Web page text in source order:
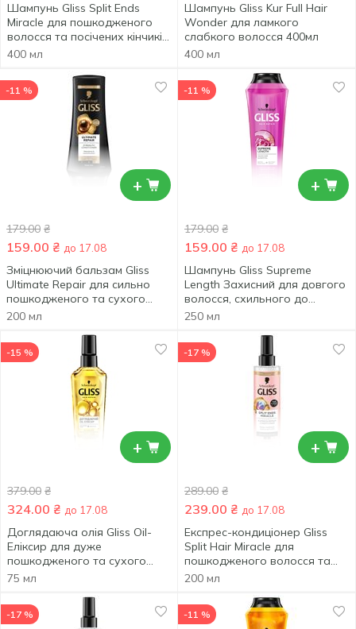
Шампунь Gliss Split Ends
Miracle для пошкодженого
волосся та посічених кінчиків
400мл
400 мл
Шампунь Gliss Kur Full Hair
Wonder для ламкого
слабкого волосся 400мл
400 мл
+
-11 %
179.00 ₴
159.00 ₴ до 17.08
Зміцнюючий бальзам Gliss
Ultimate Repair для сильно
пошкодженого та сухого
волосся 200мл
200 мл
+
-11 %
179.00 ₴
159.00 ₴ до 17.08
Шампунь Gliss Supreme
Length Захисний для довгого
волосся, схильного до
пошкоджень та жирності
250 мл
+
-15 %
379.00 ₴
324.00 ₴ до 17.08
Доглядаюча олія Gliss Oil-
Еліксир для дуже
пошкодженого та сухого
волосся 75мл
75 мл
+
-17 %
289.00 ₴
239.00 ₴ до 17.08
Експрес-кондиціонер Gliss
Split Hair Miracle для
пошкодженого волосся та
посічених кінчиків 200мл
200 мл
-17 % -11 %